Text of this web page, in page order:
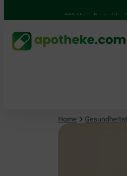
4.000 Mal in Deutschland
Home